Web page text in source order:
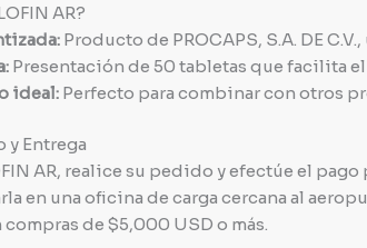
AR?
Producto de PROCAPS, S.A. DE
Presentación de 50 tabletas que facilita
ideal: Perfecto para combinar con otros
y Entrega
AR, realice su pedido y efectúe el
en una oficina de carga cercana al
de $5,000 USD o más.